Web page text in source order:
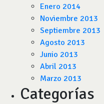
Enero 2014
Noviembre 2013
Septiembre 2013
Agosto 2013
Junio 2013
Abril 2013
Marzo 2013
Categorías